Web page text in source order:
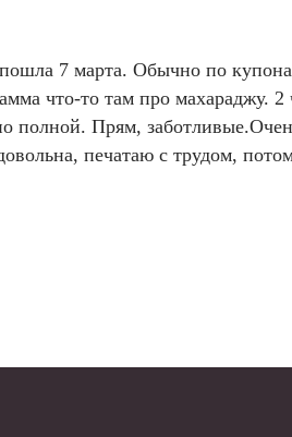
7 марта. Обычно по
что-то там про махараджу. 2
полной. Прям,
печатаю с трудом,